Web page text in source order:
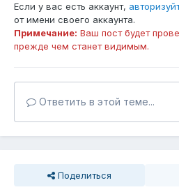
Если у вас есть аккаунт,
от имени своего аккаунта.
Примечание: Ваш пост будет
прежде чем станет видимым.
Ответить в этой теме...
Поделиться